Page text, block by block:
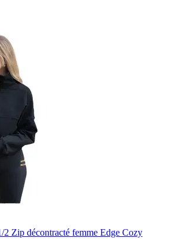
2 Zip décontracté femme Edge Cozy